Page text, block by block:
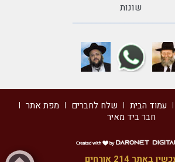
שונות
עמוד הבית שלח לחברים
מפת אתר
חבר ביד מאיר
דרונט
דיגיטלבאתר 214 אורחים